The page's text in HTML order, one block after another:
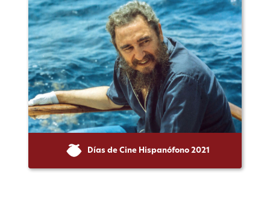
Días de Cine Hispanófono 2021